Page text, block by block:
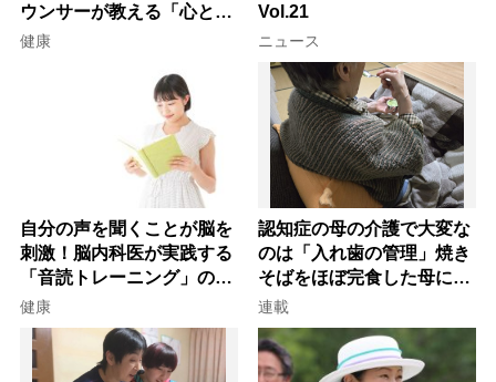
ウンサーが教える「心と体
を元気にする音読の習慣」
健康
Vol.21
ニュース
自分の声を聞くことが脳を
刺激！脳内科医が実践する
「音読トレーニング」の極
意
健康
認知症の母の介護で大変な
のは「入れ歯の管理」焼き
そばをほぼ完食した母に息
子が血の気が引いた理由
連載